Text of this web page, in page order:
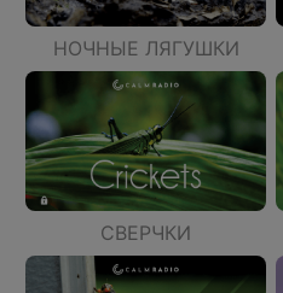
НОЧНЫЕ ЛЯГУШКИ
СВЕРЧКИ